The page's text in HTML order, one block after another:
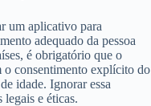
um aplicativo para
adequado da pessoa
é obrigatório que o
o consentimento explícito do
idade. Ignorar essa
legais e éticas.